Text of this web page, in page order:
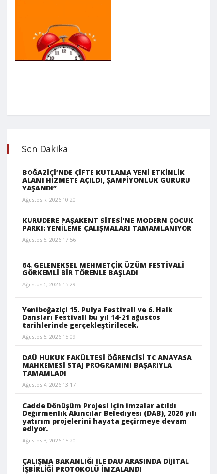
Son Dakika
BOĞAZİÇİ’NDE ÇİFTE KUTLAMA YENİ ETKİNLİK
ALANI HİZMETE AÇILDI, ŞAMPİYONLUK GURURU
YAŞANDI”
Ağustos 7, 2026 10:20
KURUDERE PAŞAKENT SİTESİ’NE MODERN ÇOCUK
PARKI: YENİLEME ÇALIŞMALARI TAMAMLANIYOR
Ağustos 5, 2026 17:56
64. GELENEKSEL MEHMETÇİK ÜZÜM FESTİVALİ
GÖRKEMLİ BİR TÖRENLE BAŞLADI
Ağustos 5, 2026 15:29
Yeniboğaziçi 15. Pulya Festivali ve 6. Halk
Dansları Festivali bu yıl 14-21 ağustos
tarihlerinde gerçekleştirilecek.
Ağustos 5, 2026 15:09
DAÜ HUKUK FAKÜLTESİ ÖĞRENCİSİ TC ANAYASA
MAHKEMESİ STAJ PROGRAMINI BAŞARIYLA
TAMAMLADI
Ağustos 4, 2026 13:17
Cadde Dönüşüm Projesi için imzalar atıldı
Değirmenlik Akıncılar Belediyesi (DAB), 2026 yılı
yatırım projelerini hayata geçirmeye devam
ediyor.
Ağustos 3, 2026 15:20
ÇALIŞMA BAKANLIĞI İLE DAÜ ARASINDA DİJİTAL
İŞBİRLİĞİ PROTOKOLÜ İMZALANDI